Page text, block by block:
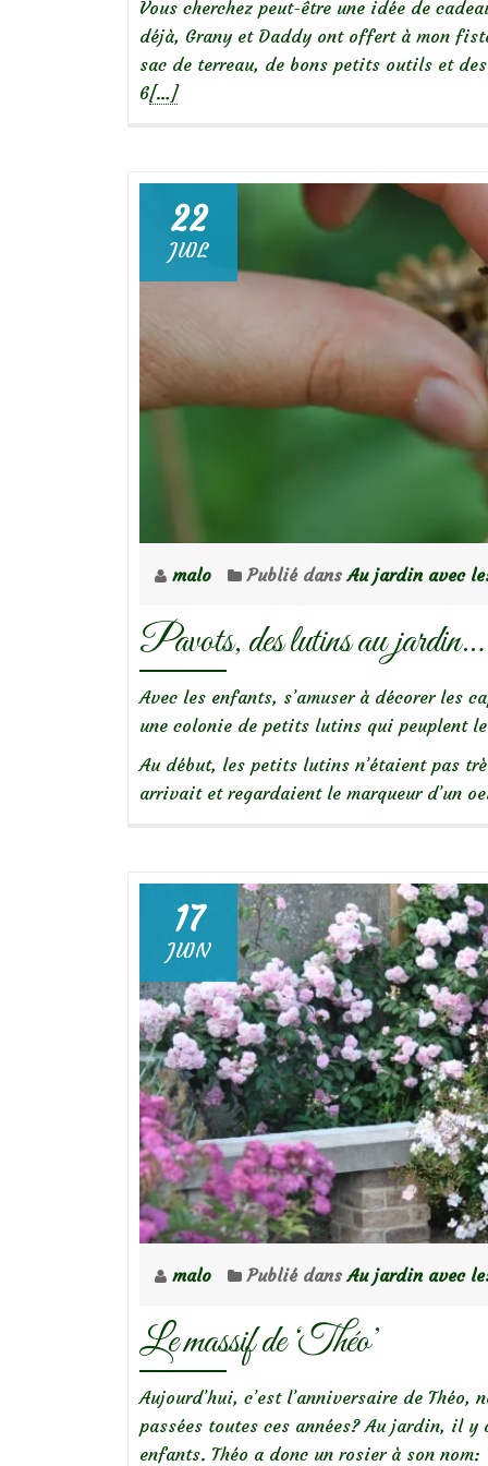
Vous cherchez peut-être une idée de
déjà, Grany et Daddy ont offert à mon
sac de terreau, de bons petits outils et
6En
carré
potager
pour
[…]
22
JUIL
malo Publié dansAu jardin avec
Pavots, des lutins au jardin…
Avec les enfants, s’amuser à décorer les
une colonie de petits lutins qui peuplent
Au début, les petits lutins n’étaient pas
arrivait et regardaient le marqueur d’un
17
JUIN
malo Publié dansAu jardin avec
Le massif de ‘Théo’
Aujourd’hui, c’est l’anniversaire de
passées toutes ces années? Au jardin, il
enfants. Théo a donc un rosier à son nom: